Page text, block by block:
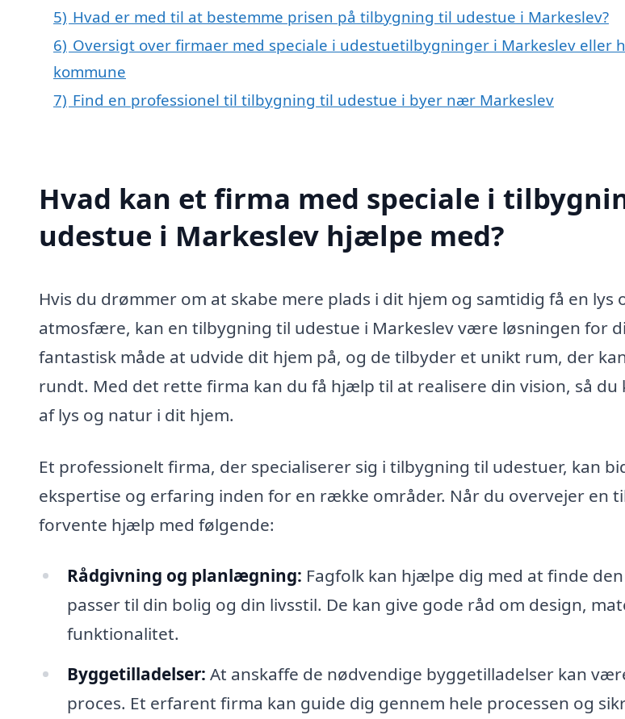
5) Hvad er med til at bestemme prisen på tilbygning til udestue i Markeslev?
6) Oversigt over firmaer med speciale i udestuetilbygninger i Markeslev eller
kommune
7) Find en professionel til tilbygning til udestue i byer nær Markeslev
Hvad kan et firma med speciale i
udestue i Markeslev hjælpe med?
Hvis du drømmer om at skabe mere plads i dit hjem og samtidig få en lys
atmosfære, kan en tilbygning til udestue i Markeslev være løsningen for
fantastisk måde at udvide dit hjem på, og de tilbyder et unikt rum, der
rundt. Med det rette firma kan du få hjælp til at realisere din vision, så du
af lys og natur i dit hjem.
Et professionelt firma, der specialiserer sig i tilbygning til udestuer, kan
ekspertise og erfaring inden for en række områder. Når du overvejer en
forvente hjælp med følgende:
Rådgivning og planlægning: Fagfolk kan hjælpe dig med at finde
passer til din bolig og din livsstil. De kan give gode råd om design,
funktionalitet.
Byggetilladelser: At anskaffe de nødvendige byggetilladelser kan
proces. Et erfarent firma kan guide dig gennem hele processen og